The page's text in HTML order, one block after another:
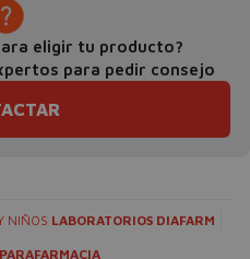
eligir tu producto?
para pedir consejo
NIÑOS LABORATORIOS DIAFARM
PARAFARMACIA